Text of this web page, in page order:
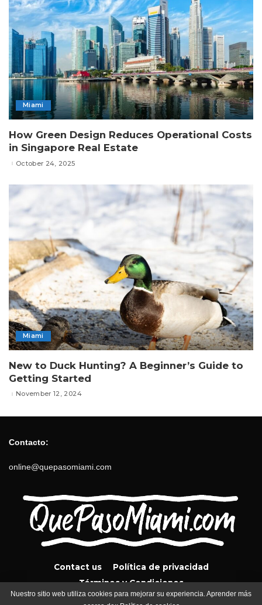
Miami
How Green Design Reduces Operational Costs
in Singapore Real Estate
October 24, 2025
Miami
New to Duck Hunting? A Beginner’s Guide to
Getting Started
November 12, 2024
Contacto:
online@quepasomiami.com
Contact us
Política de privacidad
Términos y Condiciones
Nuestro sitio web utiliza cookies para mejorar su experiencia. Aprender más